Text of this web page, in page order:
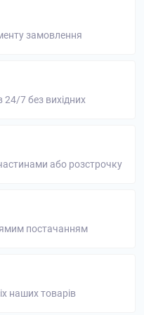
замовлення
24/7 без вихідних
або розстрочку
постачанням
наших товарів